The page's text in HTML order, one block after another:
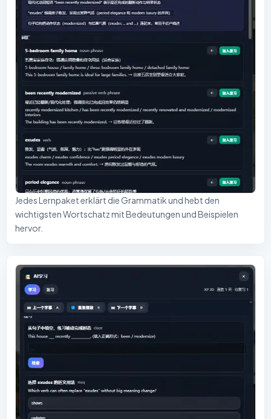
Jedes Lernpaket erklärt die Grammatik und hebt den
wichtigsten Wortschatz mit Bedeutungen und Beispielen
hervor.